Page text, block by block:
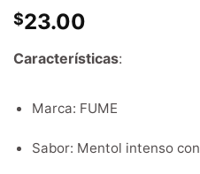
$23.00
Características:
Marca: FUME
Sabor: Mentol intenso